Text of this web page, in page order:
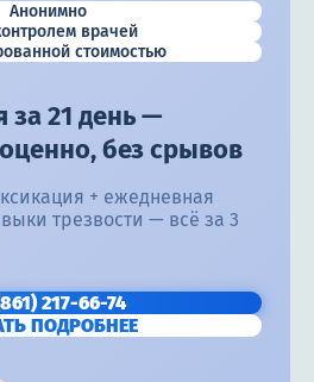
Анонимно
врачей
стоимостью
за 21 день —
без срывов
+ ежедневная
трезвости — всё за 3
217-66-74
ПОДРОБНЕЕ